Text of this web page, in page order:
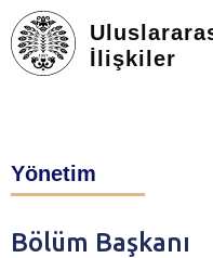
İlişkiler
PERSONEL
Yönetim
Bölüm Başkanı